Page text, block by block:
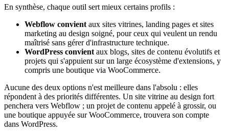
En synthèse, chaque outil sert mieux certains profils :
Webflow convient aux sites vitrines, landing pages et sites
marketing au design soigné, pour ceux qui veulent un rendu
maîtrisé sans gérer d'infrastructure technique.
WordPress convient aux blogs, sites de contenu évolutifs et
projets qui s'appuient sur un large écosystème d'extensions, y
compris une boutique via WooCommerce.
Aucune des deux options n'est meilleure dans l'absolu : elles
répondent à des priorités différentes. Un site vitrine au design fort
penchera vers Webflow ; un projet de contenu appelé à grossir, ou
une boutique appuyée sur WooCommerce, trouvera son compte
dans WordPress.